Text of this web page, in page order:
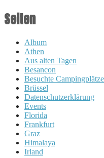
Seiten
Album
Athen
Aus alten Tagen
Besancon
Besuchte Campingplätze
Brüssel
Datenschutzerklärung
Events
Florida
Frankfurt
Graz
Himalaya
Irland